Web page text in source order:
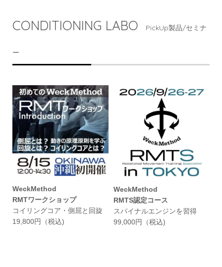
CONDITIONING LABO PickUp製品/セミナ
ー
WeckMethod
RMTワークショップ
コイリングコア・側屈と回旋
19,800円（税込)
WeckMethod
RMTS認定コース
スパイナルエンジンを習得
99,000円（税込)